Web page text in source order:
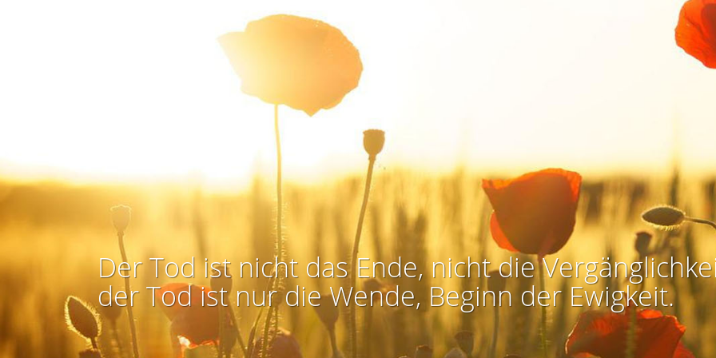
Der Tod ist nicht das Ende, nicht die
der Tod ist nur die Wende, Beginn der Ewigkeit.